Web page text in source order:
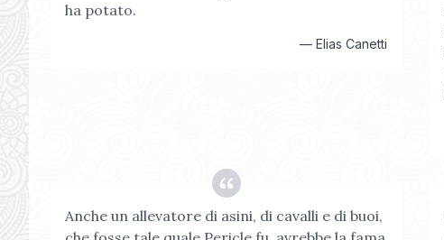
ha potato.
—Elias Canetti
Anche un allevatore di asini, di cavalli e di buoi,